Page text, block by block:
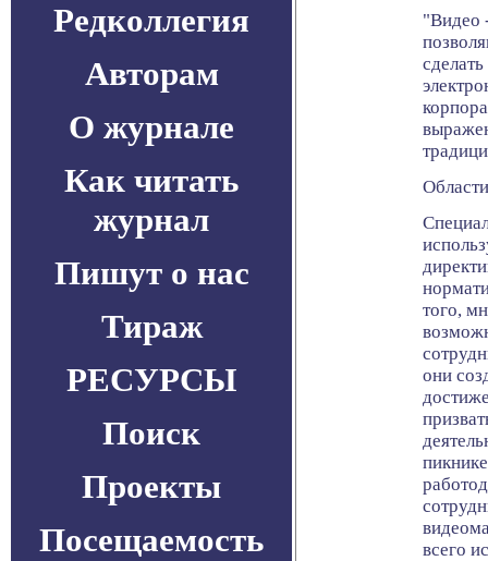
Редколлегия
Авторам
О журнале
Как читать
журнал
Пишут о нас
Тираж
РЕСУРСЫ
Поиск
Проекты
Посещаемость
"Видео
того,
они
всего